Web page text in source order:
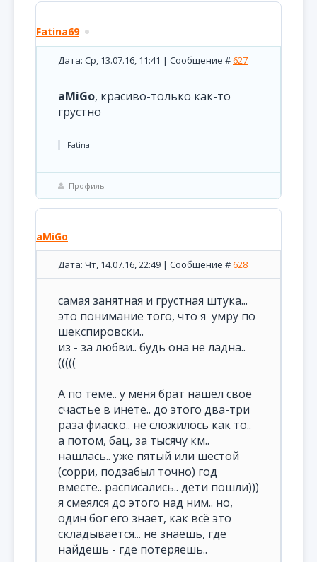
Fatina69
Дата: Ср, 13.07.16, 11:41 | Сообщение #627
aMiGo, красиво-только как-то
грустно
Fatina
Профиль
aMiGo
Дата: Чт, 14.07.16, 22:49 | Сообщение #628
самая занятная и грустная штука...
это понимание того, что я умру по
шекспировски..
из - за любви.. будь она не ладна..
(((((
А по теме.. у меня брат нашел своё
счастье в инете.. до этого два-три
раза фиаско.. не сложилось как то..
а потом, бац, за тысячу км..
нашлась.. уже пятый или шестой
(сорри, подзабыл точно) год
вместе.. расписались.. дети пошли)))
я смеялся до этого над ним.. но,
один бог его знает, как всё это
складывается... не знаешь, где
найдешь - где потеряешь..